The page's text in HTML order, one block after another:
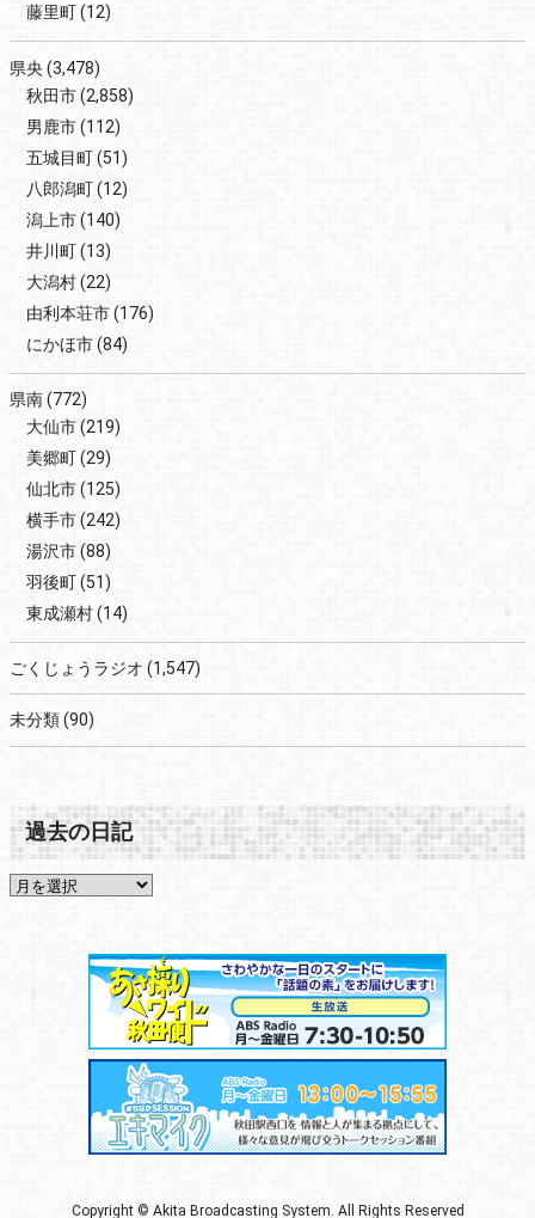
藤里町(12)
県央 (3,478)
秋田市(2,858)
男鹿市(112)
五城目町(51)
八郎潟町(12)
潟上市(140)
井川町(13)
大潟村(22)
由利本荘市(176)
にかほ市(84)
県南(772)
大仙市(219)
美郷町(29)
仙北市(125)
横手市(242)
湯沢市(88)
羽後町(51)
東成瀬村(14)
ごくじょうラジオ (1,547)
未分類(90)
過去の日記
Copyright © Akita Broadcasting System. All Rights Reserved